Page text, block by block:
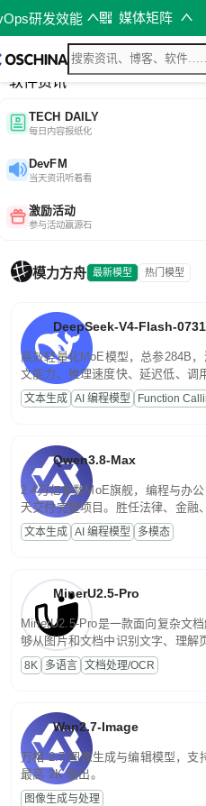
研发效能 媒体矩阵
综合
开源资讯
软件资讯
TECH DAILY
每日内容报纸化
DevFM
当天资讯听着看
激励活动
参与活动赢源石
模力方舟 最新模型 热门模型
DeepSeek-V4-Flash-0731
高效轻量化MoE模型，总参284B
文能力。推理速度快、延迟低、调
高并发、轻量化任务，适合日常对
文案处理等普惠刚需场景。
文本生成 AI 编程模型 Function
Qwen3.8-Max
2.4万亿参数MoE旗舰，编程与办
天交付完整项目。胜任法律、金融
话端到端交付生产级成果。原生视
程，支持超长文档与长视频的深度
文本生成 AI 编程模型 多模态
MinerU2.5-Pro
MinerU2.5-Pro是一款面向复杂文
够从图片和文档中识别文字、理解
为便于存储、检索和二次处理的结
8K 多语言 文档处理/OCR
Wan2.7-Image
万相 2.7 图像生成与编辑模型，支
最高 2K 输出。
图像生成与处理